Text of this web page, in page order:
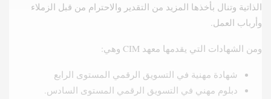
الذاتية وتنال بأخذها المزيد من التقدير والاحترام من قبل الزملاء
وأرباب العمل.
ومن الشهادات التي يقدمها معهد CIM وهي:
شهادة مهنية في التسويق الرقمي المستوى الرابع
دبلوم مهني في التسويق الرقمي المستوى السادس.